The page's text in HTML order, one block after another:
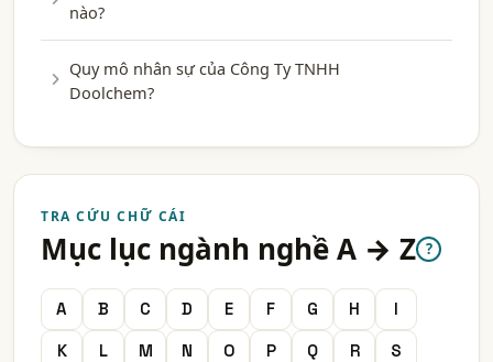
nào?
Quy mô nhân sự của Công Ty TNHH
Doolchem?
TRA CỨU CHỮ CÁI
Mục lục ngành nghề A → Z ?
A B C D E F G H
I
K
L M N O P Q R
S